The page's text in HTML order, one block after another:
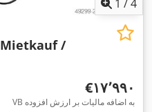
1 /4
Mietkauf /
‎€۱۷٬۹۹۰
VB به اضافه مالیات بر ارزش افزوده